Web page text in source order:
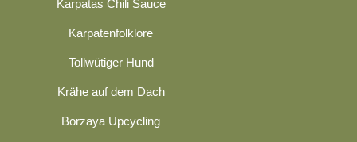
Karpatas Chili Sauce
Karpatenfolklore
Tollwütiger Hund
Krähe auf dem Dach
Borzaya Upcycling